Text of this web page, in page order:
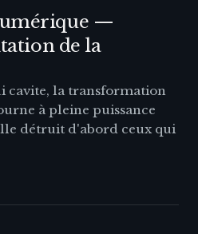
—
de la
cavite, la transformation
à pleine puissance
détruit d'abord ceux qui